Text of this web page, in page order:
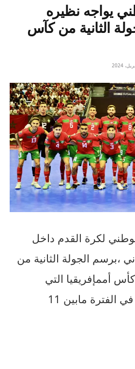
يواجه نظيره
الثانية من كآس
لكرة القدم داخل
،برسم الجولة الثانية من
كأس أممإفريقيا التي
في الفترة مابين